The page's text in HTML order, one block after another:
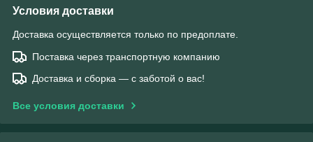
Условия доставки
Доставка осуществляется только по предоплате.
Поставка через транспортную компанию
Доставка и сборка — с заботой о вас!
Все условия доставки